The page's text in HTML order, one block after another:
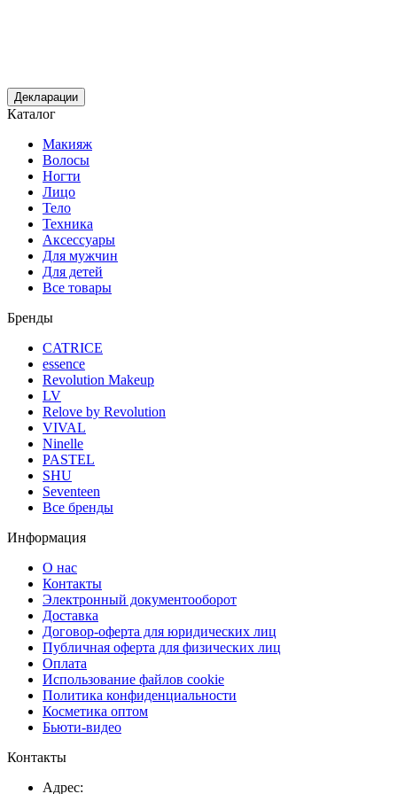
Декларации
Каталог
Макияж
Волосы
Ногти
Лицо
Тело
Техника
Аксессуары
Для мужчин
Для детей
Все товары
Бренды
CATRICE
essence
Revolution Makeup
LV
Relove by Revolution
VIVAL
Ninelle
PASTEL
SHU
Seventeen
Все бренды
Информация
О нас
Контакты
Электронный документооборот
Доставка
Договор-оферта для юридических лиц
Публичная оферта для физических лиц
Оплата
Использование файлов cookie
Политика конфиденциальности
Косметика оптом
Бьюти-видео
Контакты
Адрес: